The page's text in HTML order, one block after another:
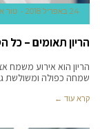
24 באפריל 2018 טור
הריון תאומים – כל
הריון הוא אירוע משמח
שמחה כפולה ומשולשת
קרא עוד ←